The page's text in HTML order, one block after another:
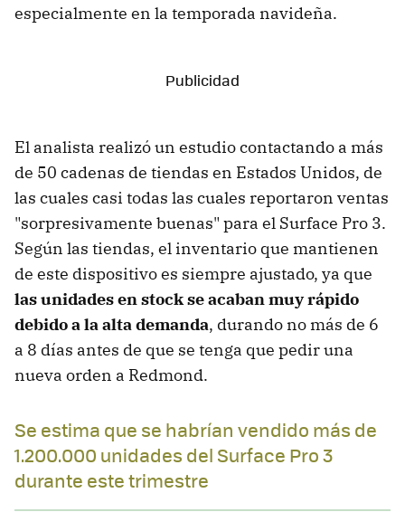
especialmente en la temporada navideña.
El analista realizó un estudio contactando a más
de 50 cadenas de tiendas en Estados Unidos, de
las cuales casi todas las cuales reportaron ventas
"sorpresivamente buenas" para el Surface Pro 3.
Según las tiendas, el inventario que mantienen
de este dispositivo es siempre ajustado, ya que
las unidades en stock se acaban muy rápido
debido a la alta demanda, durando no más de 6
a 8 días antes de que se tenga que pedir una
nueva orden a Redmond.
Se estima que se habrían vendido más de
1.200.000 unidades del Surface Pro 3
durante este trimestre